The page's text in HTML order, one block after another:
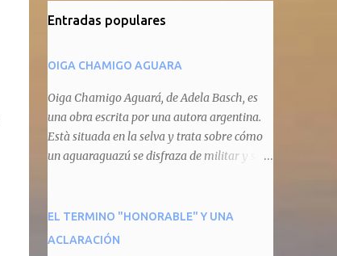
Entradas populares
OIGA CHAMIGO AGUARA
Oiga Chamigo Aguará, de Adela Basch, es
una obra escrita por una autora argentina.
Està situada en la selva y trata sobre cómo
un aguaraguazú se disfraza de militar y se
animal que pretenda circular por ahí. En
primera instancia aparece Teteu, el tero,
EL TERMINO "HONORABLE" Y UNA
ACLARACIÓN